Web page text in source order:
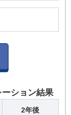
ション結果
2年後